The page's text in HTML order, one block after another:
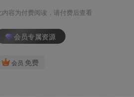
内容为付费阅读，请付费后查看
会员专属资源
会员 免费